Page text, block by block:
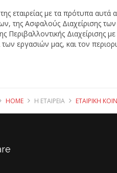
εταιρείας με τα πρότυπα αυτά
της Ασφαλούς Διαχείρισης
Περιβαλλοντικής
εργασιών μας, και τον
HOME Η ΕΤΑΙΡΕΊΑ ΕΤΑΙΡΙΚΉ